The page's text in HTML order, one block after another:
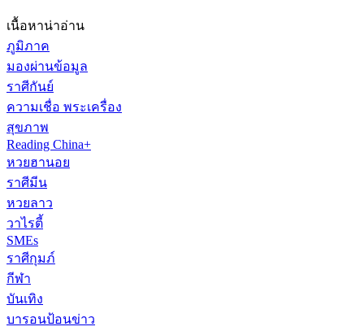
เนื้อหาน่าอ่าน
ภูมิภาค
มองผ่านข้อมูล
ราศีกันย์
ความเชื่อ พระเครื่อง
สุขภาพ
Reading China+
หวยฮานอย
ราศีมีน
หวยลาว
วาไรตี้
SMEs
ราศีกุมภ์
กีฬา
บันเทิง
บารอนป้อนข่าว